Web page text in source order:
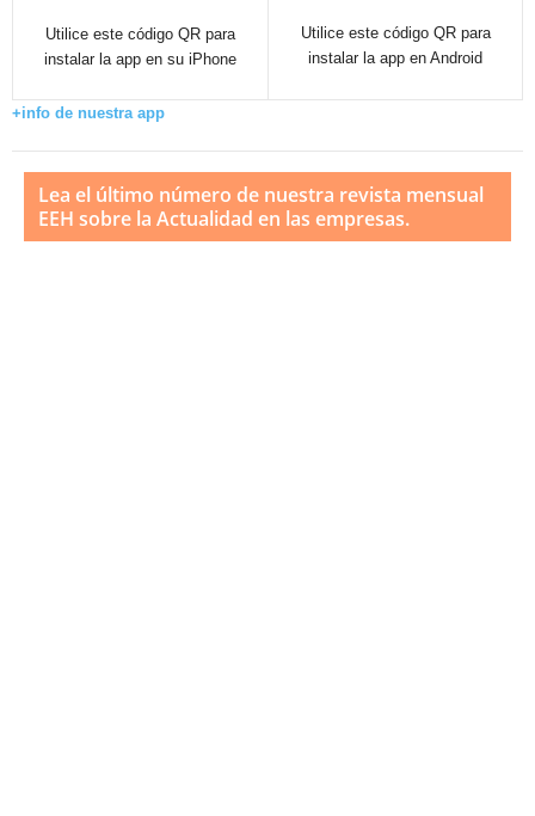
Utilice este código QR para
instalar la app en su iPhone
Utilice este código QR para
instalar la app en Android
+info de nuestra app
Lea el último número de nuestra revista mensual
EEH sobre la Actualidad en las empresas.